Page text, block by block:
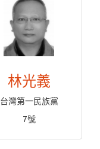
林光義
台灣第一民族黨
7號